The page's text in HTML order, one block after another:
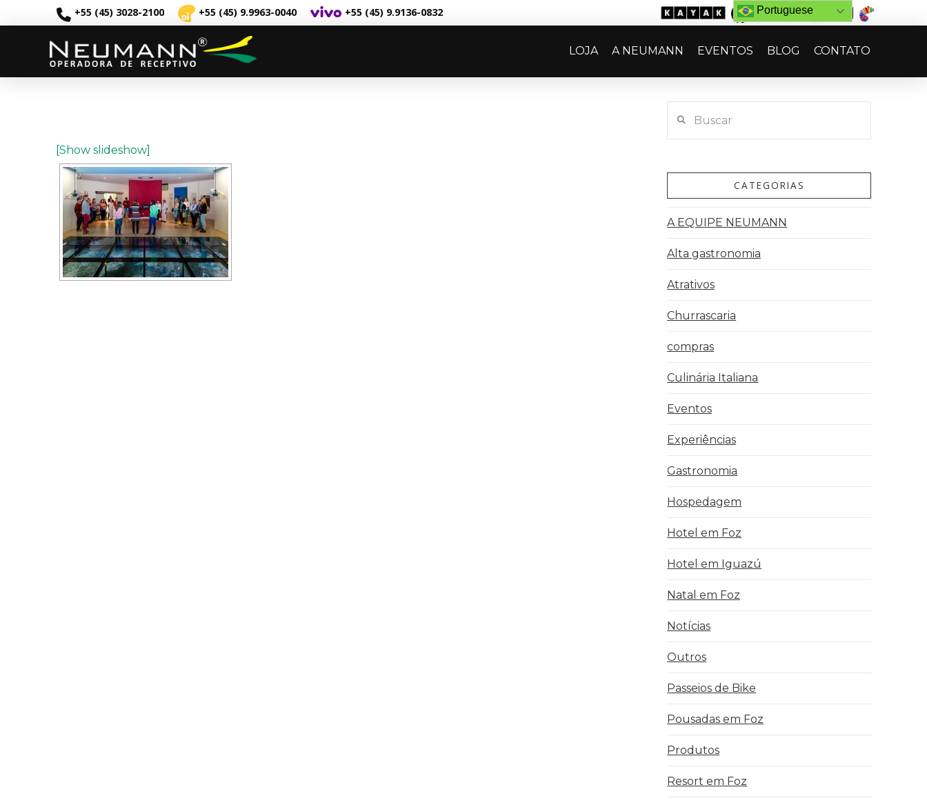
+55 (45) 3028-2100 +55 (45) 9.9963-0040 +55 (45) 9.9136-0832
LOJA A NEUMANN EVENTOS BLOG CONTATO
[Show slideshow]
CATEGORIAS
A EQUIPE NEUMANN
Alta gastronomia
Atrativos
Churrascaria
compras
Culinária Italiana
Eventos
Experiências
Gastronomia
Hospedagem
Hotel em Foz
Hotel em Iguazú
Natal em Foz
Notícias
Outros
Passeios de Bike
Pousadas em Foz
Produtos
Resort em Foz
Portuguese